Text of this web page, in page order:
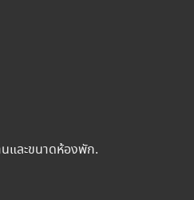
และขนาดห้องพัก.